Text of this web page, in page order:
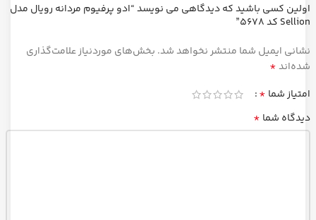
اولین کسی باشید که دیدگاهی می نویسد “ادو پرفیوم مردانه رویال مدل
Sellion کد 5678”
نشانی ایمیل شما منتشر نخواهد شد. بخش‌های موردنیاز علامت‌گذاری
شده‌اند*
امتیاز شما *
دیدگاه شما *